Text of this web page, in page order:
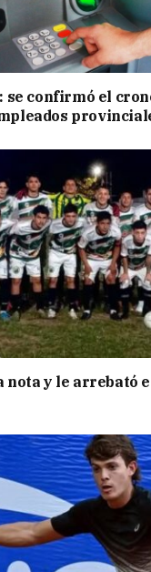
se confirmó el
nota y le arrebató